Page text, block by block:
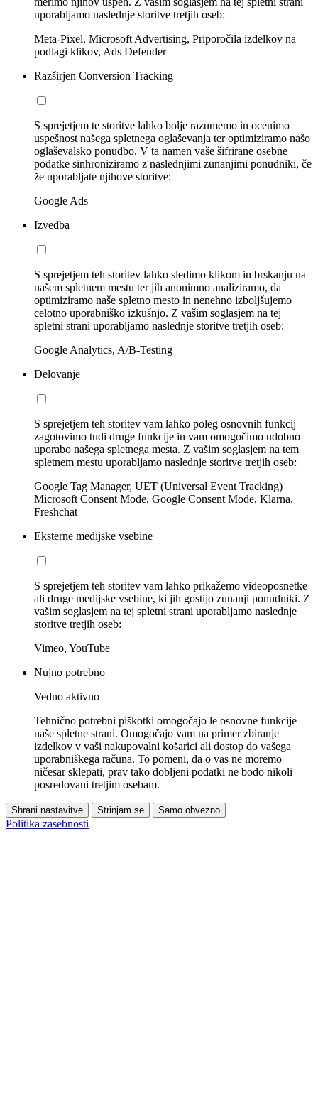
uporabljamo naslednje storitve tretjih oseb:
Meta-Pixel, Microsoft Advertising, Priporočila izdelkov na
podlagi klikov, Ads Defender
Razširjen Conversion Tracking
S sprejetjem te storitve lahko bolje razumemo in ocenimo
uspešnost našega spletnega oglaševanja ter optimiziramo našo
oglaševalsko ponudbo. V ta namen vaše šifrirane osebne
podatke sinhroniziramo z naslednjimi zunanjimi ponudniki, če
že uporabljate njihove storitve:
Google Ads
Izvedba
S sprejetjem teh storitev lahko sledimo klikom in brskanju na
našem spletnem mestu ter jih anonimno analiziramo, da
optimiziramo naše spletno mesto in nenehno izboljšujemo
celotno uporabniško izkušnjo. Z vašim soglasjem na tej
spletni strani uporabljamo naslednje storitve tretjih oseb:
Google Analytics, A/B-Testing
Delovanje
S sprejetjem teh storitev vam lahko poleg osnovnih funkcij
zagotovimo tudi druge funkcije in vam omogočimo udobno
uporabo našega spletnega mesta. Z vašim soglasjem na tem
spletnem mestu uporabljamo naslednje storitve tretjih oseb:
Google Tag Manager, UET (Universal Event Tracking)
Microsoft Consent Mode, Google Consent Mode, Klarna,
Freshchat
Eksterne medijske vsebine
S sprejetjem teh storitev vam lahko prikažemo videoposnetke
ali druge medijske vsebine, ki jih gostijo zunanji ponudniki. Z
vašim soglasjem na tej spletni strani uporabljamo naslednje
storitve tretjih oseb:
Vimeo, YouTube
Nujno potrebno
Vedno aktivno
Tehnično potrebni piškotki omogočajo le osnovne funkcije
naše spletne strani. Omogočajo vam na primer zbiranje
izdelkov v vaši nakupovalni košarici ali dostop do vašega
uporabniškega računa. To pomeni, da o vas ne moremo
ničesar sklepati, prav tako dobljeni podatki ne bodo nikoli
posredovani tretjim osebam.
Shrani nastavitve Strinjam se Samo obvezno
Politika zasebnosti